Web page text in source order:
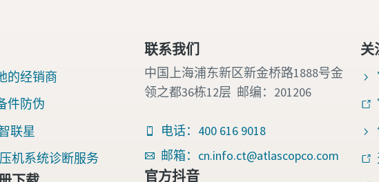
的经销商
件防伪
联星
机系统诊断服务
联系我们
中国上海浦东新区新金桥路1888号金
领之都36栋12层 邮编：201206
电话：400 616 9018
邮箱：cn.info.ct@atlascopco.com
官方抖音
关